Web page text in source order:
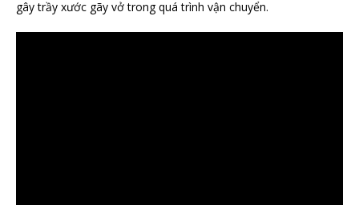
gây trầy xước gãy vở trong quá trình vận chuyển.